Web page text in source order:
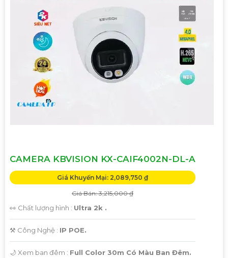
CAMERA KBVISION KX-CAIF4002N-DL-A
Giá Khuyến Mại: 2,089,750 ₫
Giá Bán: 3,215,000 ₫
👀 Chất lượng hình : Ultra 2k .
⚒ Công Nghệ : IP POE.
🌙 Xem ban đêm : Full Color 30m Có Màu Ban Đêm.